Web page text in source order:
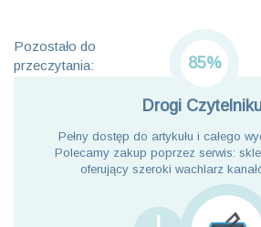
Pozostało do
przeczytania:
85%
Drogi
Pełny dostęp do artykułu i całego
Polecamy zakup poprzez serwis:
oferujący szeroki wachlarz